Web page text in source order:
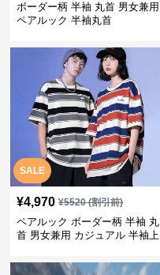
ボーダー柄 半袖 丸首 男女兼用
ペアルック 半袖丸首
SALE
¥4,970 ¥5520(割引前)
ペアルック ボーダー柄 半袖 丸
首 男女兼用 カジュアル 半袖上